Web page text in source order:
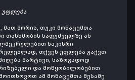
უფლება
მათ შორის, თუკი მონაცემთა
თანხმობის საფუძველზე ან
ნაკისრი
თქვენ უფლება გაქვთ
მარტივი, საზოგადოდ
და მოწყობილობებით
ამ მონაცემთა მესამე